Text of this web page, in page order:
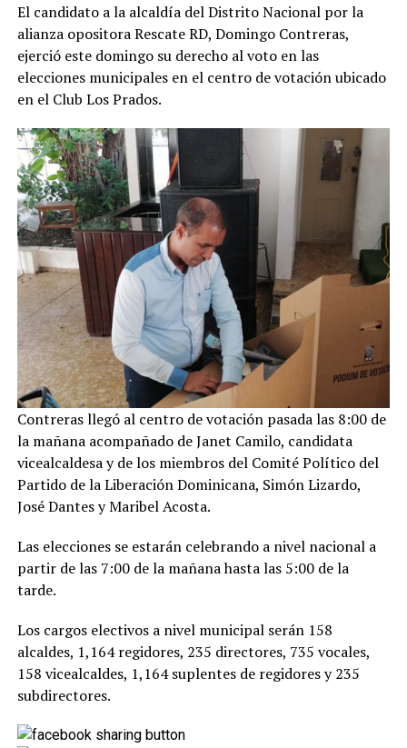
El candidato a la alcaldía del Distrito Nacional por la
alianza opositora Rescate RD, Domingo Contreras,
ejerció este domingo su derecho al voto en las
elecciones municipales en el centro de votación ubicado
en el Club Los Prados.
Contreras llegó al centro de votación pasada las 8:00 de
la mañana acompañado de Janet Camilo, candidata
vicealcaldesa y de los miembros del Comité Político del
Partido de la Liberación Dominicana, Simón Lizardo,
José Dantes y Maribel Acosta.
Las elecciones se estarán celebrando a nivel nacional a
partir de las 7:00 de la mañana hasta las 5:00 de la
tarde.
Los cargos electivos a nivel municipal serán 158
alcaldes, 1,164 regidores, 235 directores, 735 vocales,
158 vicealcaldes, 1,164 suplentes de regidores y 235
subdirectores.